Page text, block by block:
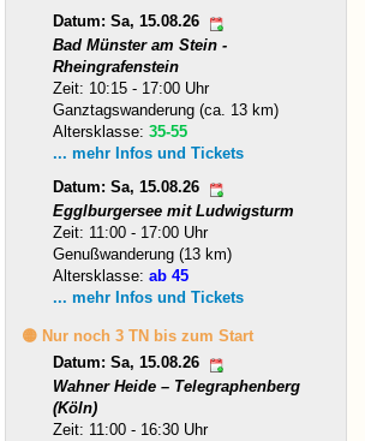
Datum: Sa, 15.08.26
Bad Münster am Stein -
Rheingrafenstein
Zeit: 10:15 - 17:00 Uhr
Ganztagswanderung (ca. 13 km)
Altersklasse:35-55
... mehr Infos und Tickets
Datum: Sa, 15.08.26
Egglburgersee mit Ludwigsturm
Zeit: 11:00 - 17:00 Uhr
Genußwanderung (13 km)
Altersklasse:ab 45
... mehr Infos und Tickets
🟡 Nur noch 3 TN bis zum Start
Datum: Sa, 15.08.26
Wahner Heide – Telegraphenberg
(Köln)
Zeit: 11:00 - 16:30 Uhr